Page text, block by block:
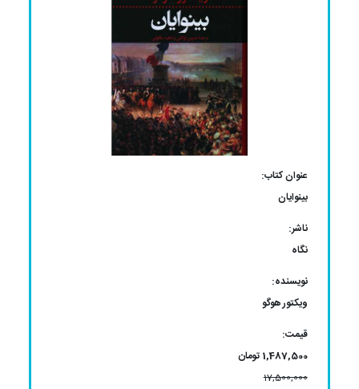
عنوان کتاب:
بینوایان
ناشر:
نگاه
نویسنده:
ویکتور هوگو
قیمت:
1,487,500 تومان
17,500,000